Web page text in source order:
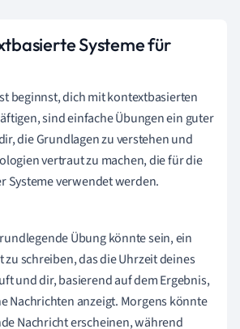
Systeme für
beginnst, dich mit kontextbasierten
sind einfache Übungen ein guter
die Grundlagen zu verstehen und
vertraut zu machen, die für die
Systeme verwendet werden.
Übung könnte sein, ein
zu schreiben, das die Uhrzeit deines
und dir, basierend auf dem Ergebnis,
Nachrichten anzeigt. Morgens könnte
Nachricht erscheinen, während